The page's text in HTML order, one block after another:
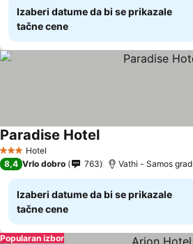
Izaberi datume da bi se prikazale
tačne cene
3 Zvezdice
Hotel
Paradise HotelPogledaj cene
8,4 Vrlo dobro 763 Vathi - Samos grad
Izaberi datume da bi se prikazale
tačne cene
Popularan izbor